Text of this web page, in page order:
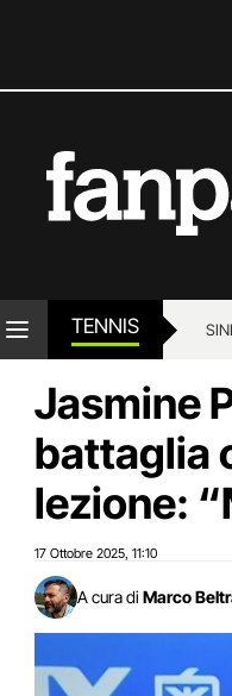
TENNIS
Jasmine
battaglia
lezione:
17 Ottobre 2025 11:10
A cura di Marco